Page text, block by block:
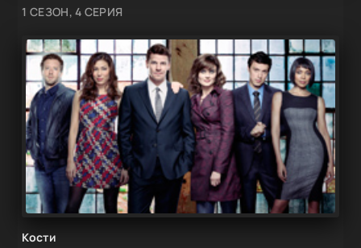
1 СЕЗОН, 4 СЕРИЯ
Кости